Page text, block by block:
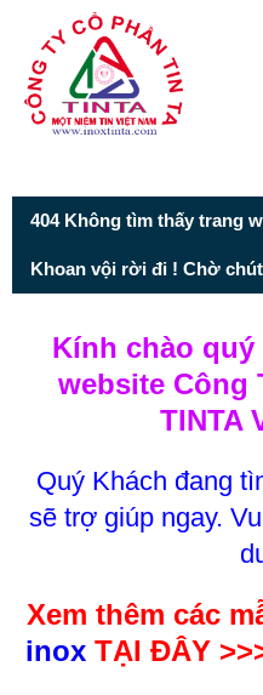
Từ mục này trở xuống là mã nguồn
404 Không tìm thấy trang
Khoan vội rời đi ! Chờ
Kính chào quý
website Công
TINTA
Quý Khách đang
sẽ trợ giúp ngay.
Xem thêm các
inox TẠI ĐÂY